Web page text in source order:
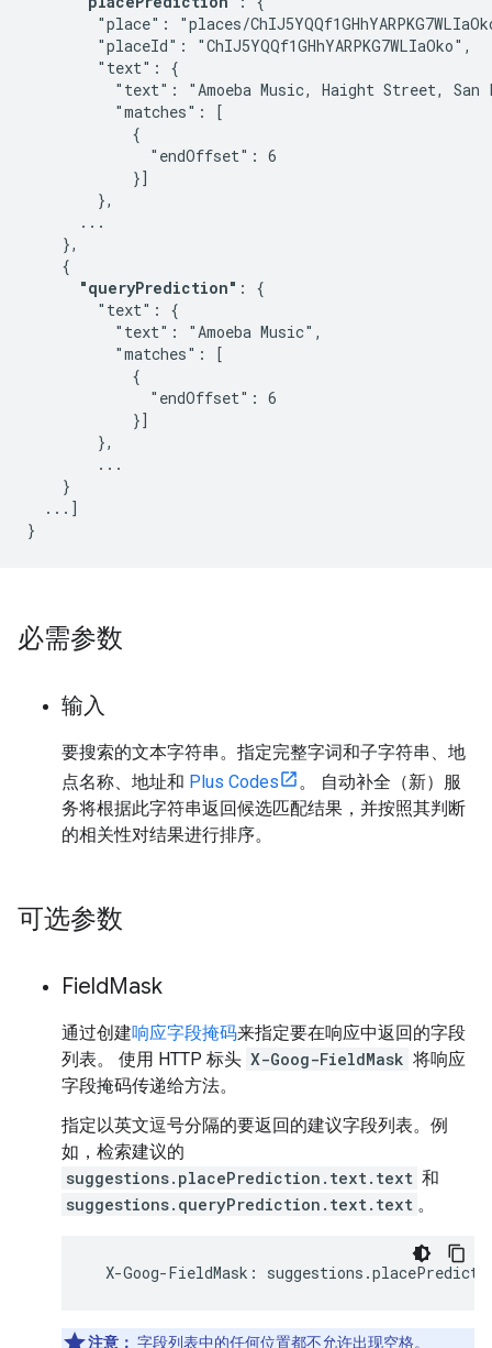
"place": "places/
        "placeId": "ChIJ5YQQf1GHhYARPKG7WLIaOko",
        "text": {
"text": "Amoeba Music, Haight Street, San
          "matches": [
            {
              "endOffset": 6
            }]
        },
      ...
    },
    {
"queryPrediction" : {
        "text": {
          "text": "Amoeba Music",
          "matches": [
            {
              "endOffset": 6
            }]
        },
        ...
    }
  ...]
}
必需参数
输入
要搜索的文本字符串。指定完整字词和子字符串、地
点名称、地址和 Plus Codes
。 自动补全（新）服
务将根据此字符串返回候选匹配结果，并按照其判断
的相关性对结果进行排序。
可选参数
FieldMask
通过创建响应字段掩码来指定要在响应中返回的字段
列表。 使用 HTTP 标头 X-Goog-FieldMask 将响应
字段掩码传递给方法。
指定以英文逗号分隔的要返回的建议字段列表。例
如，检索建议的
suggestions.placePrediction.text.text 和
suggestions.queryPrediction.text.text 。
X-Goog-FieldMask : suggestions .
注意： 字段列表中的任何位置都不允许出现空格。